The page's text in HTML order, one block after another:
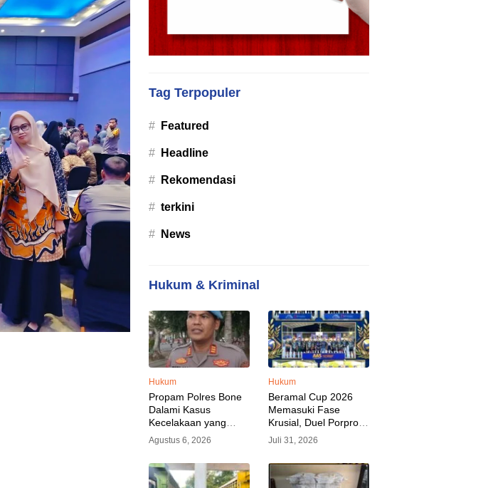
Tag Terpopuler
# Featured
# Headline
# Rekomendasi
# terkini
# News
Hukum & Kriminal
Hukum
Propam Polres Bone
Dalami Kasus
Kecelakaan yang
Libatkan Oknum
Polisi, Pelaku Sudah
Diamankan
Agustus 6, 2026
Hukum
Beramal Cup 2026
Memasuki Fase
Krusial, Duel Porprov
Bone vs Trikora Wajo
Jadi Sorotan Malam
Ini
Juli 31, 2026